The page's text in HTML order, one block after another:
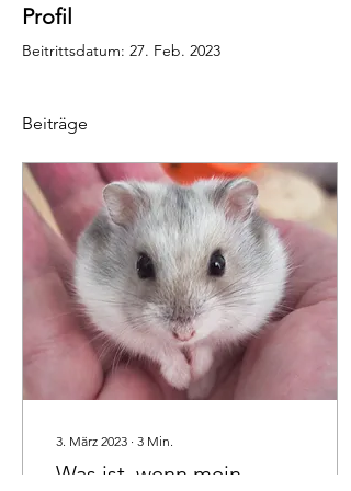
Profil
Beitrittsdatum: 27. Feb. 2023
Beiträge
3. März 2023 ∙ 3 Min.
Was ist, wenn mein